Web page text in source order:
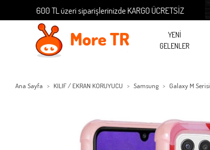
600 TL üzeri siparişlerinizde KARGO ÜCRETSİZ
YENİ
GELENLER
Ana Sayfa KILIF / EKRAN KORUYUCU Samsung Galaxy M Serisi